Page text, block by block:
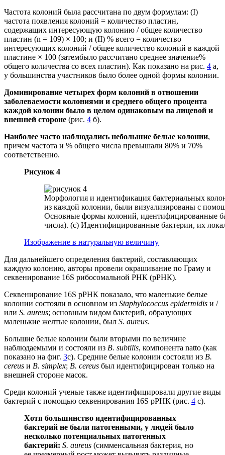
Частота колоний была рассчитана по двум формулам: (I)
частота появления колоний = количество пластин,
содержащих интересующую колонию / общее количество
пластин (n = 109) × 100; и (II) % всего = количество
интересующих колоний / общее количество колоний в каждой
пластине × 100 (затембыло рассчитано среднее значение%
общего количества со всех пластин). Как показано на рис. 4 а,
у большинства участников было более одной формы колонии.
Доминирование четырех форм колоний в отношении
заболеваемости колониями и среднего общего процента
каждой колонии было в целом одинаковым на лицевой и
внешней стороне (рис. 4 б).
Наиболее часто наблюдались небольшие белые колонии,
причем частота и % общего числа превышали 80% и 70%
соответственно.
Рисунок 4
Морфология и идентификация бактериальных
из каждой колонии, были визуализированы с
Основные формы колоний, идентифицированные
числа). (c) Идентифицированные бактерии, их
Изображение в натуральную величину
Для дальнейшего определения бактерий, составляющих
каждую колонию, авторы провели окрашивание по Граму и
секвенирование 16S рибосомальной РНК (рРНК).
Секвенирование 16S рРНК показало, что маленькие белые
колонии состояли в основном из Staphylococcus epidermidis и /
или S. aureus; основным видом бактерий, образующих
маленькие желтые колонии, был S. aureus.
Большие белые колонии были вторыми по величине
наблюдаемыми и состояли из B. subtilis, компонента natto (как
показано на фиг. 3c). Средние белые колонии состояли из B.
cereus и B. simplex; B. cereus был идентифицирован только на
внешней стороне масок.
Среди колоний ученые также идентифицировали другие виды
бактерий с помощью секвенирования 16S рРНК (рис. 4 с).
Хотя большинство идентифицированных
бактерий не были патогенными, у людей было
несколько потенциальных патогенных
бактерий: S. aureus (симменсальная бактерия, но